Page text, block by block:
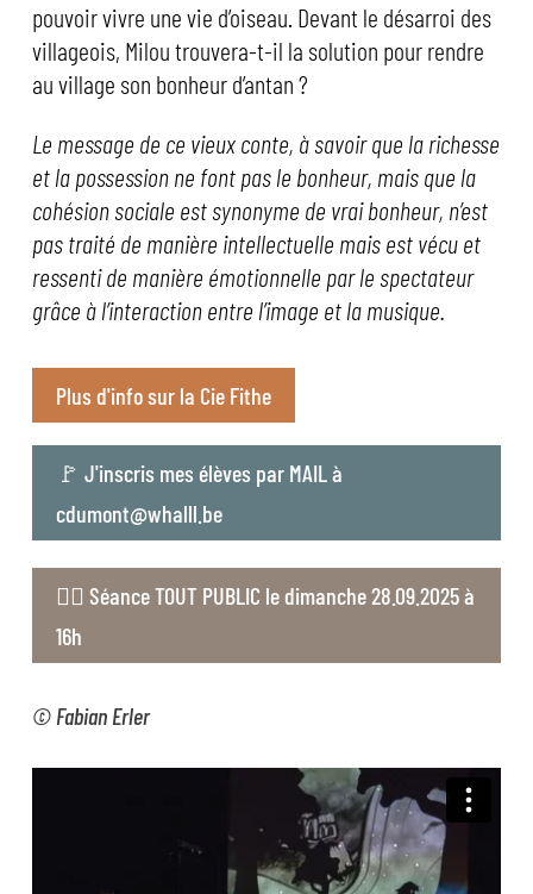
pouvoir vivre une vie d’oiseau. Devant le désarroi des
villageois, Milou trouvera-t-il la solution pour rendre
au village son bonheur d’antan ?
Le message de ce vieux conte, à savoir que la richesse
et la possession ne font pas le bonheur, mais que la
cohésion sociale est synonyme de vrai bonheur, n’est
pas traité de manière intellectuelle mais est vécu et
ressenti de manière émotionnelle par le spectateur
grâce à l’interaction entre l’image et la musique.
Plus d'info sur la Cie Fithe
🚩 J'inscris mes élèves par MAIL à
cdumont@whalll.be
👉🏻 Séance TOUT PUBLIC le dimanche 28.09.2025 à
16h
© Fabian Erler